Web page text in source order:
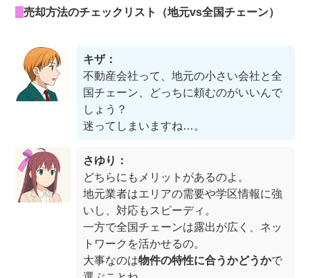
売却方法のチェックリスト（地元vs全国チェーン）
キザ：
不動産会社って、地元の小さい会社と全
国チェーン、どっちに頼むのがいいんで
しょう？
迷ってしまいますね…。
さゆり：
どちらにもメリットがあるのよ。
地元業者はエリアの需要や学区情報に強
いし、対応もスピーディ。
一方で全国チェーンは露出が広く、ネッ
トワークを活かせるの。
大事なのは物件の特性に合うかどうかで